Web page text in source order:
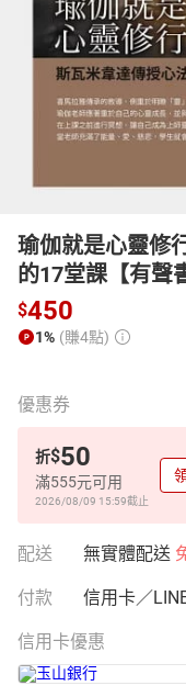
日本購物 電子/
瑜伽就是心靈修
的17堂課【有聲
$450
1% (賺4點)
優惠券
折$50
滿555元可用
2026/08/09 15:59截止
配送 無實體配送
付款 信用卡／
信用卡優惠